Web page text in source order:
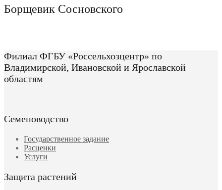
Борщевик Сосновского
Филиал ФГБУ «Россельхозцентр» по
Владимирской, Ивановской и Ярославской
областям
Семеноводство
Государственное задание
Расценки
Услуги
Защита растений